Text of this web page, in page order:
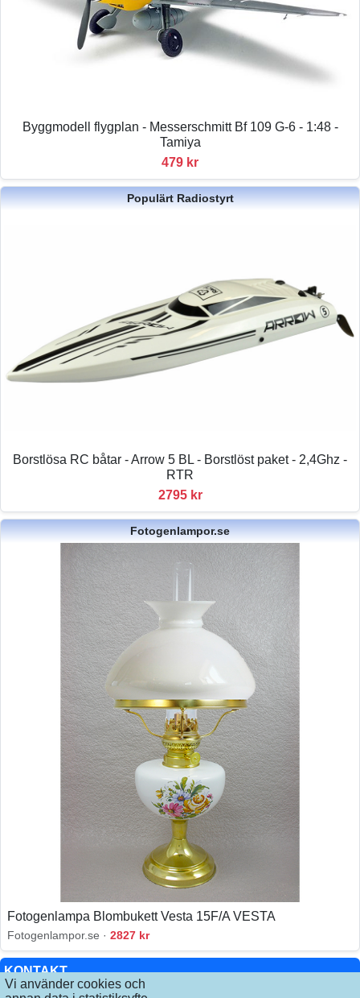
Vi använder cookies och
KONTAKT
Byggmodell flygplan - Messerschmitt Bf 109 G-6 - 1:48 -
Tamiya
479 kr
Populärt Radiostyrt
Borstlösa RC båtar - Arrow 5 BL - Borstlöst paket - 2,4Ghz -
RTR
2795 kr
Fotogenlampor.se
Fotogenlampa Blombukett Vesta 15F/A VESTA
Fotogenlampor.se · 2827 kr